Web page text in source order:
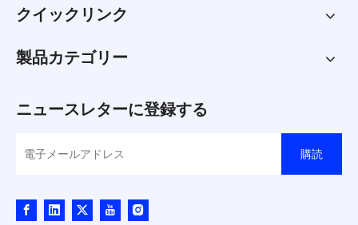
クイックリンク
製品カテゴリー
ニュースレターに登録する
購読